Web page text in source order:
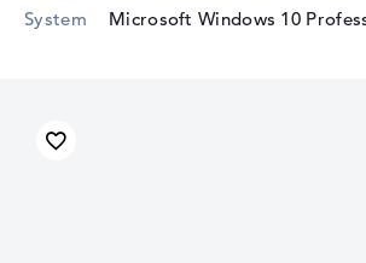
System
Microsoft Windows 10